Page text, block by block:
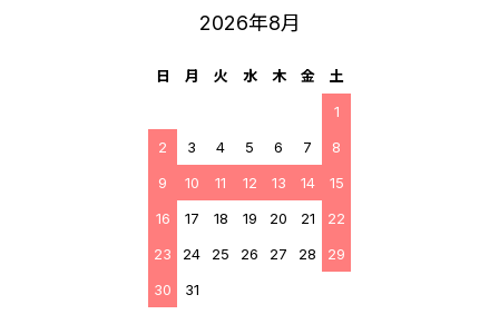
2026年8月
日 月 火 水 木 金
土
1
2
3 4 5 6 7
8
9
10 11 12 13 14
15
16
17 18 19 20 21
22
23
24 25 26 27 28
29
30
31